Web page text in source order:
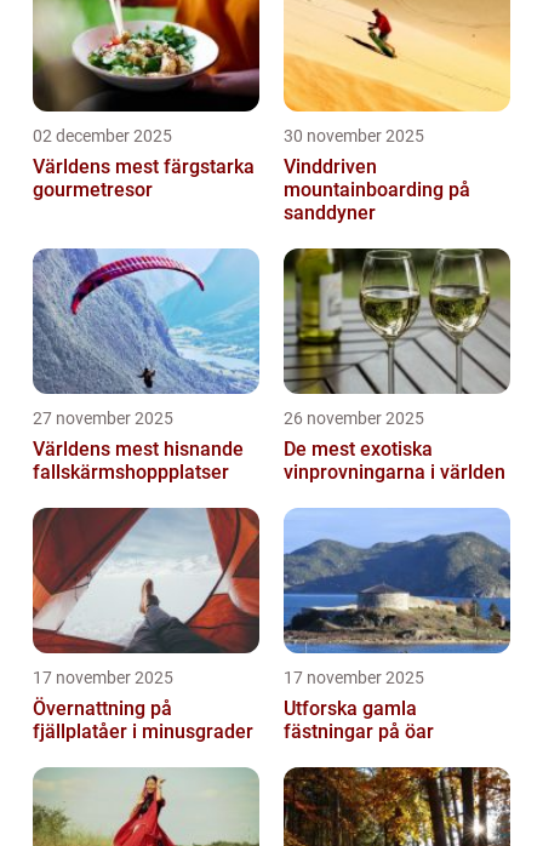
02 december 2025
Världens mest färgstarka
gourmetresor
30 november 2025
Vinddriven
mountainboarding på
sanddyner
27 november 2025
Världens mest hisnande
fallskärmshoppplatser
26 november 2025
De mest exotiska
vinprovningarna i världen
17 november 2025
Övernattning på
fjällplatåer i minusgrader
17 november 2025
Utforska gamla
fästningar på öar